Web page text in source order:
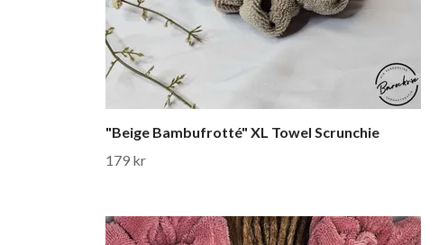
"Beige Bambufrotté" XL Towel Scrunchie
179 kr